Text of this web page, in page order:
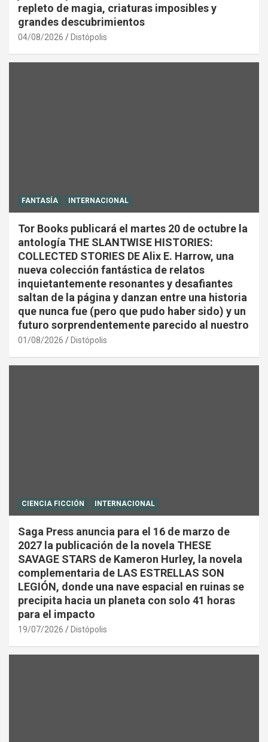
repleto de magia, criaturas imposibles y
grandes descubrimientos
04/08/2026 Distópolis
FANTASÍA INTERNACIONAL
Tor Books publicará el martes 20 de octubre la
antología THE SLANTWISE HISTORIES:
COLLECTED STORIES DE Alix E. Harrow, una
nueva colección fantástica de relatos
inquietantemente resonantes y desafiantes
saltan de la página y danzan entre una historia
que nunca fue (pero que pudo haber sido) y un
futuro sorprendentemente parecido al nuestro
01/08/2026 Distópolis
CIENCIA FICCIÓN INTERNACIONAL
Saga Press anuncia para el 16 de marzo de
2027 la publicación de la novela THESE
SAVAGE STARS de Kameron Hurley, la novela
complementaria de LAS ESTRELLAS SON
LEGIÓN, donde una nave espacial en ruinas se
precipita hacia un planeta con solo 41 horas
para el impacto
19/07/2026 Distópolis